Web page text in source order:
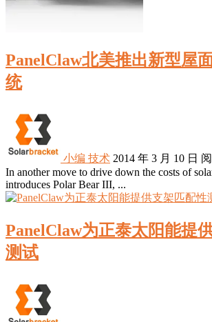
PanelClaw北美推出新型屋
统
小编 技术 2014 年 3 月 10 日
In another move to drive down the costs of
introduces Polar Bear III, ...
PanelClaw为正泰太阳能提
测试